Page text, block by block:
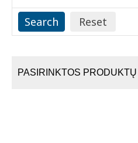
PASIRINKTOS PRODUKTŲ